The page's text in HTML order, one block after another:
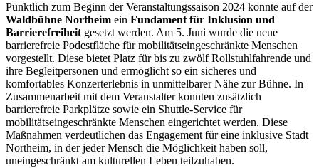
Pünktlich zum Beginn der Veranstaltungssaison 2024 konnte auf der
Waldbühne Northeim ein Fundament für Inklusion und
Barrierefreiheit gesetzt werden. Am 5. Juni wurde die neue
barrierefreie Podestfläche für mobilitätseingeschränkte Menschen
vorgestellt. Diese bietet Platz für bis zu zwölf Rollstuhlfahrende und
ihre Begleitpersonen und ermöglicht so ein sicheres und
komfortables Konzerterlebnis in unmittelbarer Nähe zur Bühne. In
Zusammenarbeit mit dem Veranstalter konnten zusätzlich
barrierefreie Parkplätze sowie ein Shuttle-Service für
mobilitätseingeschränkte Menschen eingerichtet werden. Diese
Maßnahmen verdeutlichen das Engagement für eine inklusive Stadt
Northeim, in der jeder Mensch die Möglichkeit haben soll,
uneingeschränkt am kulturellen Leben teilzuhaben.